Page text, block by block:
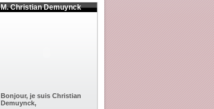
M. Christian Demuynck
Bonjour, je suis Christian
Demuynck,